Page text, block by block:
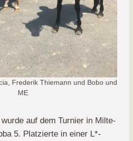
Frederik Thiemann und Bobo und
ME
auf dem Turnier in Milte-
5. Platzierte in einer L*-